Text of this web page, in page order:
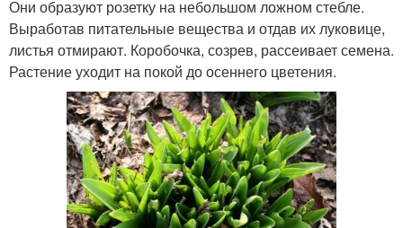
Они образуют розетку на небольшом ложном стебле.
Выработав питательные вещества и отдав их луковице,
листья отмирают. Коробочка, созрев, рассеивает семена.
Растение уходит на покой до осеннего цветения.